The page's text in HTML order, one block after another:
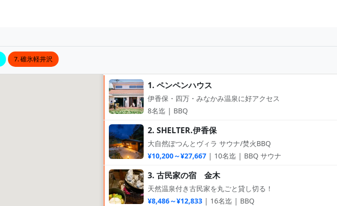
7. 碓氷軽井沢
1. ペンペンハウス
伊香保・四万・みなかみ温泉に好アクセス
8名迄 | BBQ
2. SHELTER.伊香保
大自然ぽつんとヴィラ サウナ/焚火BBQ
¥10,200～¥27,667| 10名迄 | BBQ サウナ
3. 古民家の宿 金木
天然温泉付き古民家を丸ごと貸し切る！
¥8,486～¥12,833| 16名迄 | BBQ